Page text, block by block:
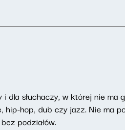
dla słuchaczy, w której nie ma
hop, dub czy jazz. Nie ma
podziałów.